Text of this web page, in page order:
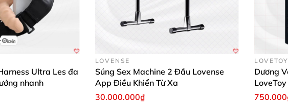
sinh. Các chế độ rung đa dạng, dễ dàng tùy chỉnh theo sở thích, giúp
mà vẫn êm ái, thiết kế uốn cong giúp giữ cố định rất chắc chắn.
vật giả 2 đầu Lovense Lapis mạnh mẽ rung kích thích sâu
Ultra Les đa
nhanh
LOVENSE
Súng Sex Machine 2 Đầu Lovense
App Điều Khiển Từ Xa
30.000.000₫
LOVETOY
Dương